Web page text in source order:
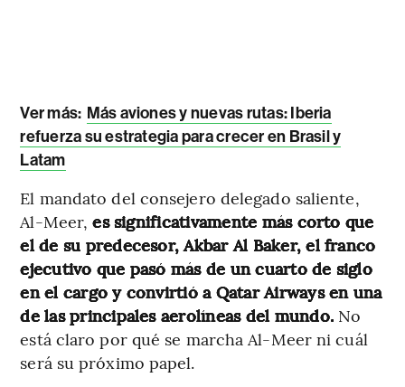
Ver más: Más aviones y nuevas rutas: Iberia
refuerza su estrategia para crecer en Brasil y
Latam
El mandato del consejero delegado saliente,
Al-Meer,es significativamente más corto que
el de su predecesor, Akbar Al Baker, el franco
ejecutivo que pasó más de un cuarto de siglo
en el cargo y convirtió a Qatar Airways en una
de las principales aerolíneas del mundo. No
está claro por qué se marcha Al-Meer ni cuál
será su próximo papel.